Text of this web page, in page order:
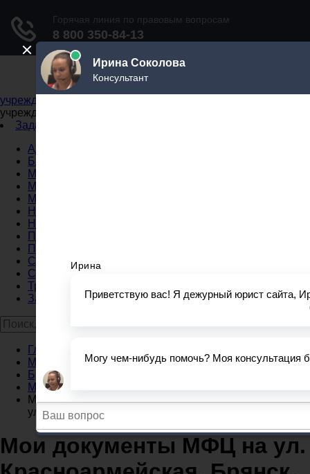
Не официальный справочник государственных
учреждений
учреждений
Задать вопрос юристу
Администрации
Бланки
МВД
Миграционные службы
МФЦ
Налоговые инспекции
Нотариусы
Почта
Прокуратура
Судебные приставы
Суды
Трудовые инспекции
Задать вопрос юристу
Главная
МФЦ
Брянская область
МФЦ Брянск
Мои документы МФЦ на ул. Красноармейская, Брянск,
ул. Красноармейская, д. 156
Мои документы МФЦ на ул.